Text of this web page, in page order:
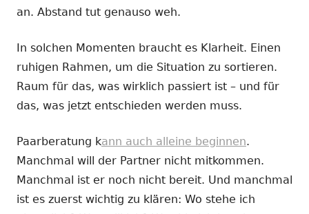
an. Abstand tut genauso weh.
In solchen Momenten braucht es Klarheit. Einen
ruhigen Rahmen, um die Situation zu sortieren.
Raum für das, was wirklich passiert ist – und für
das, was jetzt entschieden werden muss.
Paarberatung kann auch alleine beginnen.
Manchmal will der Partner nicht mitkommen.
Manchmal ist er noch nicht bereit. Und manchmal
ist es zuerst wichtig zu klären: Wo stehe ich